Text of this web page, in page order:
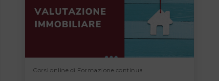
Corsi online di Formazione continua